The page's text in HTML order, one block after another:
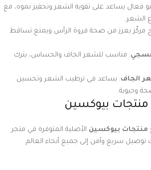
فعال يساعد على تقوية الشعر وتحفيز نموه، مع
الشعر.
مركّز يعزز من صحة فروة الرأس ويمنع تساقط
: مناسب للشعر الجاف والحساس، يترك
الجاف: يساعد في ترطيب الشعر وتحسين
وحيوية.
بيوكسين
منتجات بيوكسين الأصلية المتوفرة في متجر
سريع وآمن إلى جميع أنحاء العالم.